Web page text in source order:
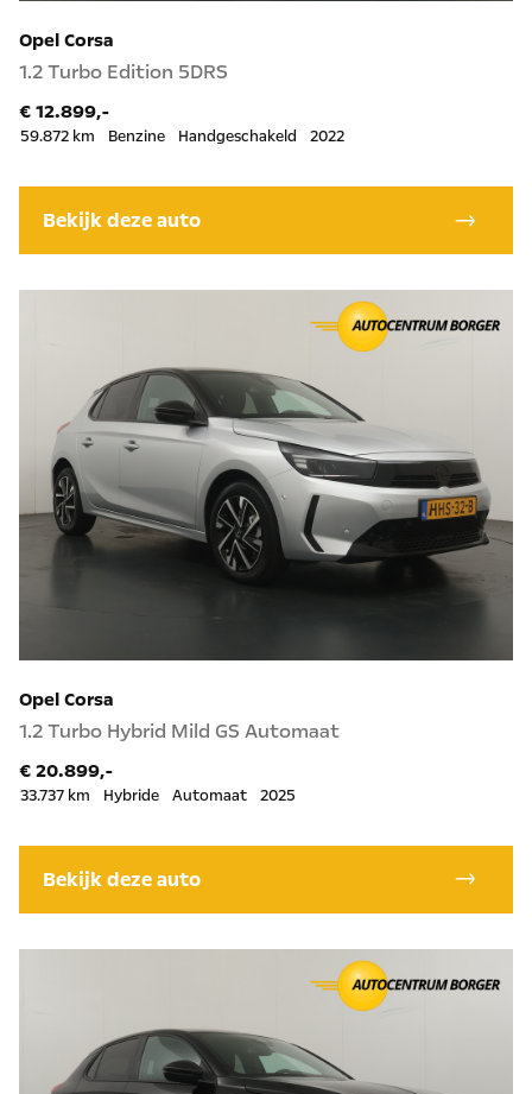
Opel Corsa
1.2 Turbo Edition 5DRS
€ 12.899,-
59.872 km Benzine Handgeschakeld 2022
Bekijk deze auto
Opel Corsa
1.2 Turbo Hybrid Mild GS Automaat
€ 20.899,-
33.737 km Hybride Automaat 2025
Bekijk deze auto